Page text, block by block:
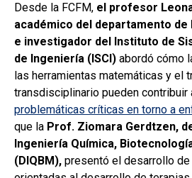
Desde la FCFM, el profesor
académico del departamento
e investigador del Instituto de
de Ingeniería (ISCI) abordó cómo
las herramientas matemáticas y el
transdisciplinario pueden contribuir
problemáticas críticas en torno a
que la Prof. Ziomara Gerdtzen,
Ingeniería Química,
(DIQBM), presentó el desarrollo